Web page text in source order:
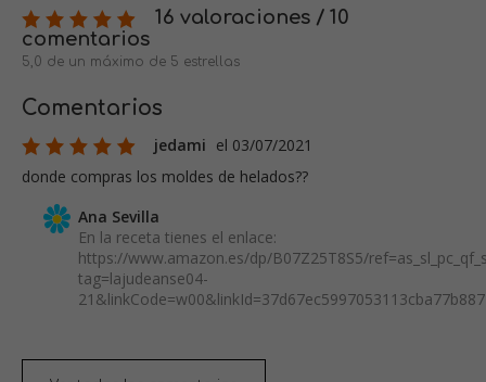
16 valoraciones / 10
comentarios
5,0 de un máximo de 5 estrellas
Comentarios
jedami el 03/07/2021
donde compras los moldes de helados??
Ana Sevilla
En la receta tienes el enlace:
https://www.amazon.es/dp/B07Z25T8S5/
tag=lajudeanse04-